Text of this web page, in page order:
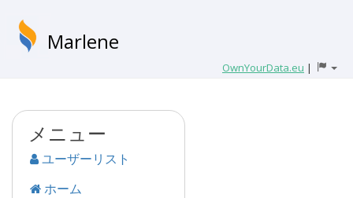
Marlene
OwnYourData.eu |
メニュー
ユーザーリスト
ホーム